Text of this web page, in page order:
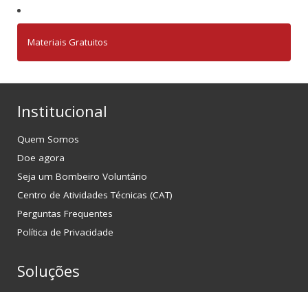
Materiais Gratuitos
Institucional
Quem Somos
Doe agora
Seja um Bombeiro Voluntário
Centro de Atividades Técnicas (CAT)
Perguntas Frequentes
Política de Privacidade
Soluções